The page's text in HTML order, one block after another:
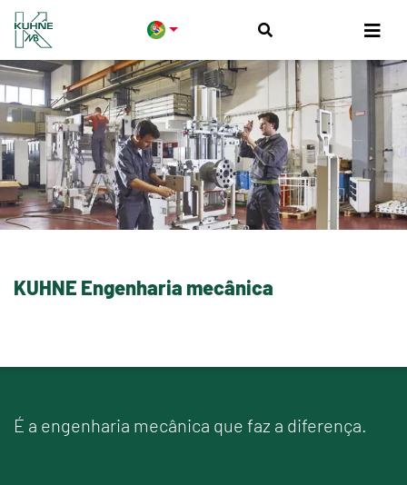
KUHNE Engenharia mecânica
É a engenharia mecânica que faz a diferença.